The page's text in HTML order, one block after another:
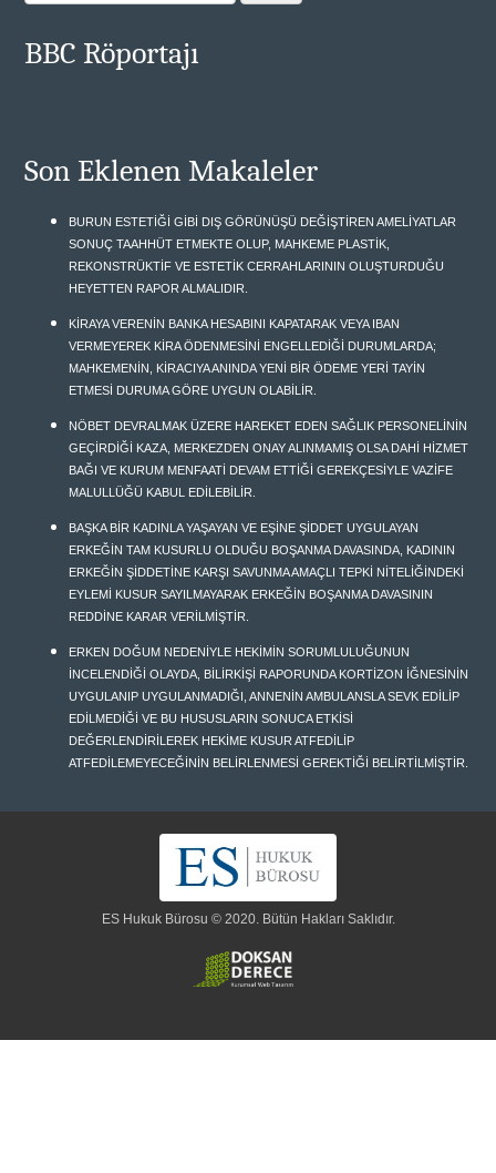
BBC Röportajı
Son Eklenen Makaleler
BURUN ESTETİĞİ GİBİ DIŞ GÖRÜNÜŞÜ DEĞİŞTİREN AMELİYATLAR
SONUÇ TAAHHÜT ETMEKTE OLUP, MAHKEME PLASTİK,
REKONSTRÜKTİF VE ESTETİK CERRAHLARININ OLUŞTURDUĞU
HEYETTEN RAPOR ALMALIDIR.
KİRAYA VERENİN BANKA HESABINI KAPATARAK VEYA IBAN
VERMEYEREK KİRA ÖDENMESİNİ ENGELLEDİĞİ DURUMLARDA;
MAHKEMENİN, KİRACIYA ANINDA YENİ BİR ÖDEME YERİ TAYİN
ETMESİ DURUMA GÖRE UYGUN OLABİLİR.
NÖBET DEVRALMAK ÜZERE HAREKET EDEN SAĞLIK PERSONELİNİN
GEÇİRDİĞİ KAZA, MERKEZDEN ONAY ALINMAMIŞ OLSA DAHİ HİZMET
BAĞI VE KURUM MENFAATİ DEVAM ETTİĞİ GEREKÇESİYLE VAZİFE
MALULLÜĞÜ KABUL EDİLEBİLİR.
BAŞKA BİR KADINLA YAŞAYAN VE EŞİNE ŞİDDET UYGULAYAN
ERKEĞİN TAM KUSURLU OLDUĞU BOŞANMA DAVASINDA, KADININ
ERKEĞİN ŞİDDETİNE KARŞI SAVUNMA AMAÇLI TEPKİ NİTELİĞİNDEKİ
EYLEMİ KUSUR SAYILMAYARAK ERKEĞİN BOŞANMA DAVASININ
REDDİNE KARAR VERİLMİŞTİR.
ERKEN DOĞUM NEDENİYLE HEKİMİN SORUMLULUĞUNUN
İNCELENDİĞİ OLAYDA, BİLİRKİŞİ RAPORUNDA KORTİZON İĞNESİNİN
UYGULANIP UYGULANMADIĞI, ANNENİN AMBULANSLA SEVK EDİLİP
EDİLMEDİĞİ VE BU HUSUSLARIN SONUCA ETKİSİ
DEĞERLENDİRİLEREK HEKİME KUSUR ATFEDİLİP
ATFEDİLEMEYECEĞİNİN BELİRLENMESİ GEREKTİĞİ BELİRTİLMİŞTİR.
ES Hukuk Bürosu © 2020. Bütün Hakları Saklıdır.